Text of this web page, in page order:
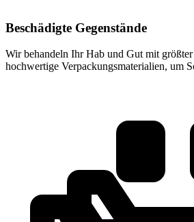
Beschädigte Gegenstände
Wir behandeln Ihr Hab und Gut mit
hochwertige Verpackungsmaterialien, um